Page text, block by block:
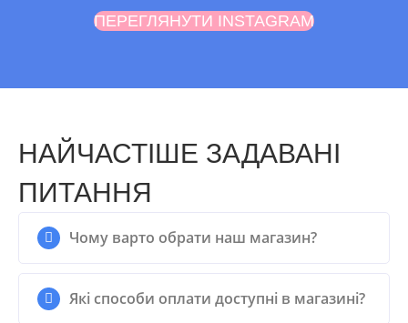
ПЕРЕГЛЯНУТИ INSTAGRAM
НАЙЧАСТІШЕ ЗАДАВАНІ
ПИТАННЯ
Чому варто обрати наш магазин?
Які способи оплати доступні в магазині?